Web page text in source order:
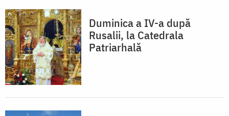
Duminica a IV-a după
Rusalii, la Catedrala
Patriarhală